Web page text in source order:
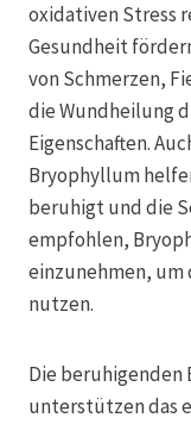
oxidativen Stress
Gesundheit
von Schmerzen,
die Wundheilung
Eigenschaften.
Bryophyllum
beruhigt und die
empfohlen,
einzunehmen, um
nutzen.
Die beruhigenden
unterstützen das